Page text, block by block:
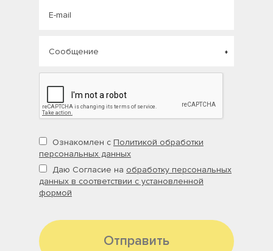
Ознакомлен с Политикой обработки
персональных данных
Даю Согласие на обработку персональных
данных в соответствии с установленной
формой
Отправить